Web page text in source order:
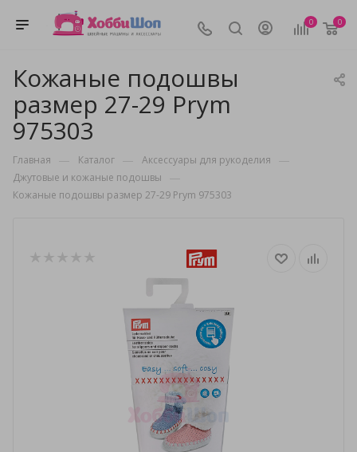
0 0
Кожаные подошвы
размер 27-29 Prym
975303
Главная — Каталог — Аксессуары для рукоделия —
Джутовые и кожаные подошвы —
Кожаные подошвы размер 27-29 Prym 975303